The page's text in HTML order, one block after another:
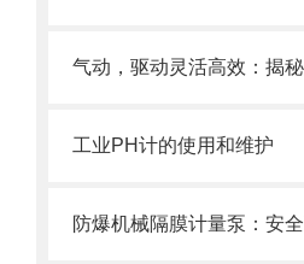
工业PH计的使用和维护